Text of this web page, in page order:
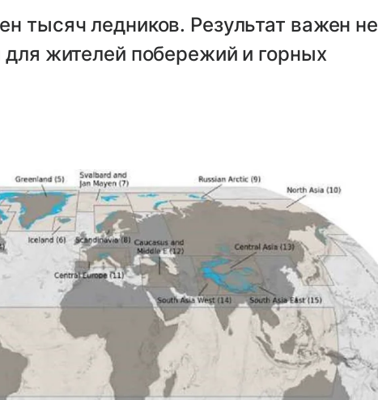
тысяч ледников. Результат важен не
для жителей побережий и горных